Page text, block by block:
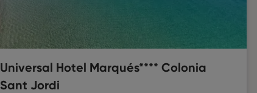
Universal Hotel Marqués**** Colonia
Sant Jordi